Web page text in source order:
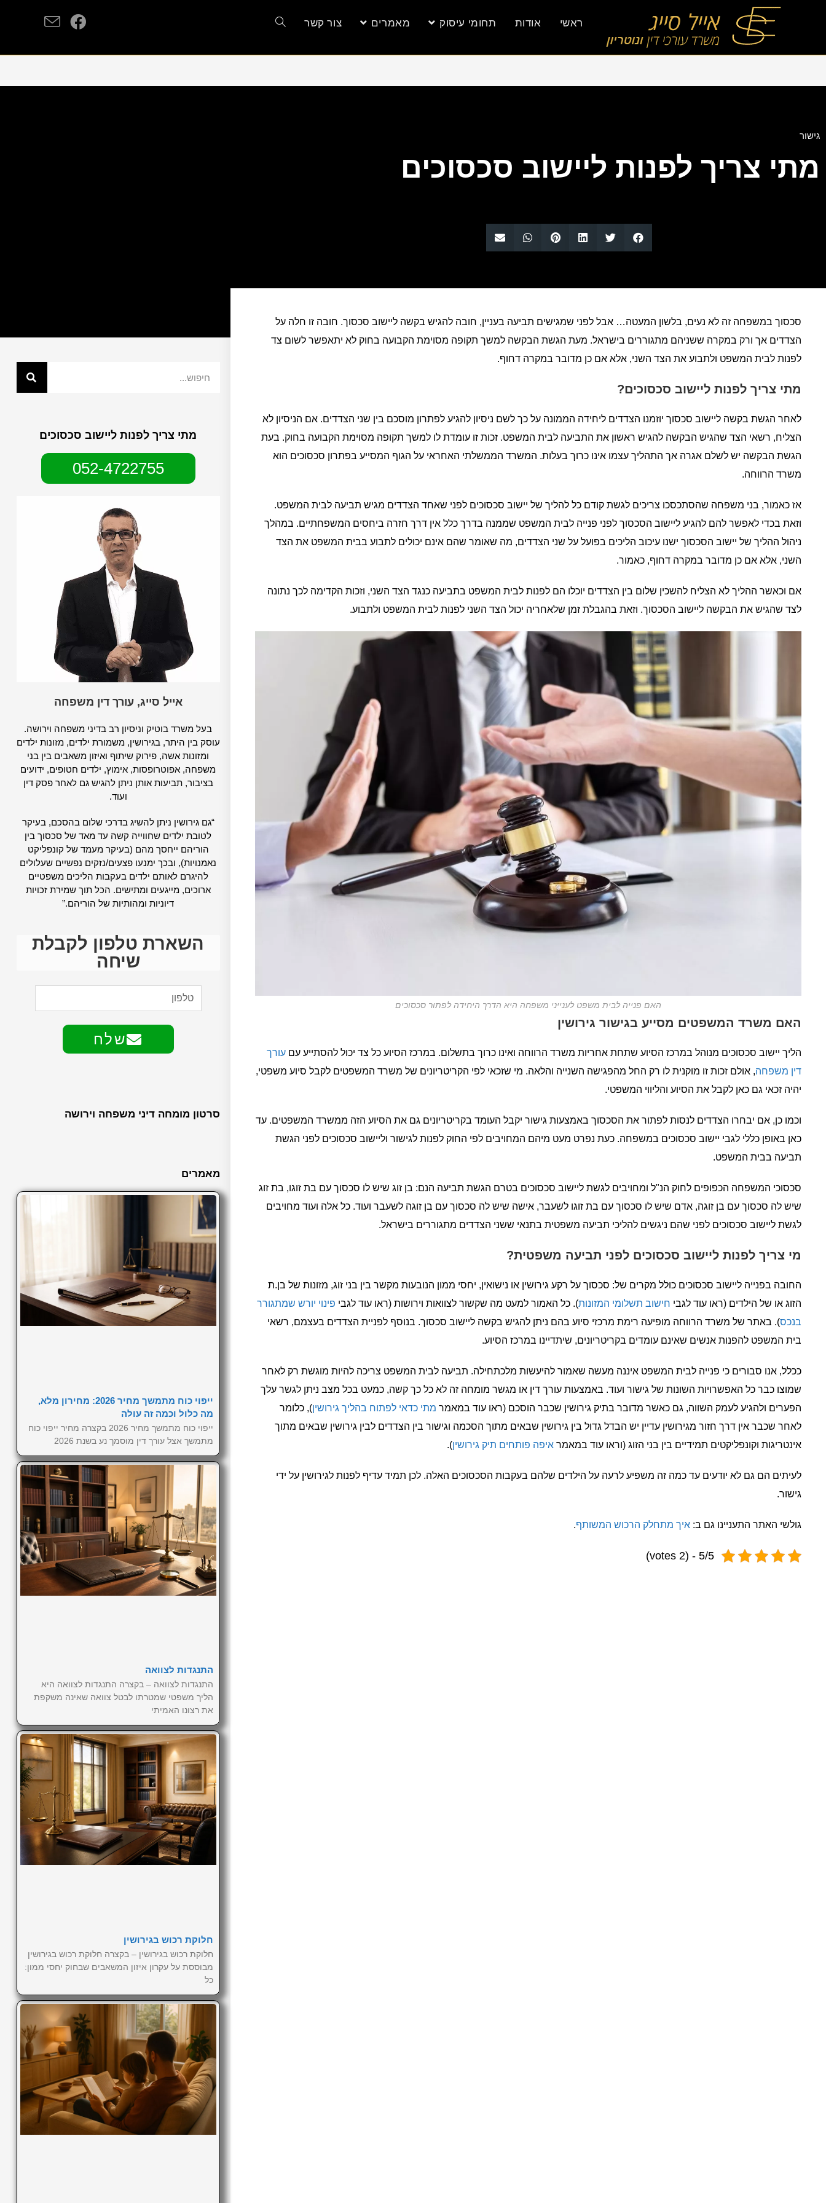
ראשי אודות תחומי עיסוק מאמרים צור קשר
גישור
מתי צריך לפנות ליישוב סכסוכים
סכסוך במשפחה זה לא נעים, בלשון המעטה… אבל לפני שמגישים תביעה בעניין, חובה להגיש בקשה ליישוב סכסוך. חובה זו חלה על
הצדדים אך ורק במקרה ששניהם מתגוררים בישראל. מעת הגשת הבקשה למשך תקופה מסוימת הקבועה בחוק לא יתאפשר לשום צד
לפנות לבית המשפט ולתבוע את הצד השני, אלא אם כן מדובר במקרה דחוף.
מתי צריך לפנות ליישוב סכסוכים?
לאחר הגשת בקשה ליישוב סכסוך יוזמנו הצדדים ליחידה הממונה על כך לשם ניסיון להגיע לפתרון מוסכם בין שני הצדדים. אם הניסיון לא
הצליח, רשאי הצד שהגיש הבקשה להגיש ראשון את התביעה לבית המשפט. זכות זו עומדת לו למשך תקופה מסוימת הקבועה בחוק. בעת
הגשת הבקשה יש לשלם אגרה אך התהליך עצמו אינו כרוך בעלות. המשרד הממשלתי האחראי על הגוף המסייע בפתרון סכסוכים הוא
משרד הרווחה.
אז כאמור, בני משפחה שהסתכסכו צריכים לגשת קודם כל להליך של יישוב סכסוכים לפני שאחד הצדדים מגיש תביעה לבית המשפט.
וזאת בכדי לאפשר להם להגיע ליישוב הסכסוך לפני פנייה לבית המשפט שממנה בדרך כלל אין דרך חזרה ביחסים המשפחתיים. במהלך
ניהול ההליך של יישוב הסכסוך ישנו עיכוב הליכים בפועל על שני הצדדים, מה שאומר שהם אינם יכולים לתבוע בבית המשפט את הצד
השני, אלא אם כן מדובר במקרה דחוף, כאמור.
אם וכאשר ההליך לא הצליח להשכין שלום בין הצדדים יוכלו הם לפנות לבית המשפט בתביעה כנגד הצד השני, וזכות הקדימה לכך נתונה
לצד שהגיש את הבקשה ליישוב הסכסוך. וזאת בהגבלת זמן שלאחריה יכול הצד השני לפנות לבית המשפט ולתבוע.
האם פנייה לבית משפט לענייני משפחה היא הדרך היחידה לפתור סכסוכים
האם משרד המשפטים מסייע בגישור גירושין
הליך יישוב סכסוכים מנוהל במרכז הסיוע שתחת אחריות משרד הרווחה ואינו כרוך בתשלום. במרכז הסיוע כל צד יכול להסתייע עם עורך
דין משפחה, אולם זכות זו מוקנית לו רק החל מהפגישה השנייה והלאה. מי שזכאי לפי הקריטריונים של משרד המשפטים לקבל סיוע משפטי,
יהיה זכאי גם כאן לקבל את הסיוע והליווי המשפטי.
וכמו כן, אם יבחרו הצדדים לנסות לפתור את הסכסוך באמצעות גישור יקבל העומד בקריטריונים גם את הסיוע הזה ממשרד המשפטים. עד
כאן באופן כללי לגבי יישוב סכסוכים במשפחה. כעת נפרט מעט מיהם המחויבים לפי החוק לפנות לגישור וליישוב סכסוכים לפני הגשת
תביעה בבית המשפט.
סכסוכי המשפחה הכפופים לחוק הנ"ל ומחויבים לגשת ליישוב סכסוכים בטרם הגשת תביעה הנם: בן זוג שיש לו סכסוך עם בת זוגו, בת זוג
שיש לה סכסוך עם בן זוגה, אדם שיש לו סכסוך עם בת זוגו לשעבר, אישה שיש לה סכסוך עם בן זוגה לשעבר ועוד. כל אלה ועוד מחויבים
לגשת ליישוב סכסוכים לפני שהם ניגשים להליכי תביעה משפטית בתנאי ששני הצדדים מתגוררים בישראל.
מי צריך לפנות ליישוב סכסוכים לפני תביעה משפטית?
החובה בפנייה ליישוב סכסוכים כולל מקרים של: סכסוך על רקע גירושין או נישואין, יחסי ממון הנובעות מקשר בין בני זוג, מזונות של בן.ת
הזוג או של הילדים (ראו עוד לגבי חישוב תשלומי המזונות). כל האמור למעט מה שקשור לצוואות וירושות (ראו עוד לגבי פינוי יורש שמתגורר
בנכס). באתר של משרד הרווחה מופיעה רימת מרכזי סיוע בהם ניתן להגיש בקשה ליישוב סכסוך. בנוסף לפניית הצדדים בעצמם, רשאי
בית המשפט להפנות אנשים שאינם עומדים בקריטריונים, שיתדיינו במרכז הסיוע.
ככלל, אנו סבורים כי פנייה לבית המשפט איננה מעשה שאמור להיעשות מלכתחילה. תביעה לבית המשפט צריכה להיות מוגשת רק לאחר
שמוצו כבר כל האפשרויות השונות של גישור ועוד. באמצעות עורך דין או מגשר מומחה זה לא כל כך קשה, כמעט בכל מצב ניתן לגשר עלך
הפערים ולהגיע לעמק השווה, גם כאשר מדובר בתיק גירושין שכבר הוסכם (ראו עוד במאמר מתי כדאי לפתוח בהליך גירושין), כלומר
לאחר שכבר אין דרך חזור מגירושין עדיין יש הבדל גדול בין גירושין שבאים מתוך הסכמה וגישור בין הצדדים לבין גירושין שבאים מתוך
אינטריגות וקונפליקטים תמידיים בין בני הזוג (וראו עוד במאמר איפה פותחים תיק גירושין).
לעיתים הם גם לא יודעים עד כמה זה משפיע לרעה על הילדים שלהם בעקבות הסכסוכים האלה. לכן תמיד עדיף לפנות לגירושין על ידי
גישור.
גולשי האתר התעניינו גם ב: איך מתחלק הרכוש המשותף.
5/5 - (2 votes)
מתי צריך לפנות ליישוב סכסוכים
052-4722755
אייל סייג, עורך דין משפחה
בעל משרד בוטיק וניסיון רב בדיני משפחה וירושה.
עוסק בין היתר, בגירושין, משמורת ילדים, מזונות ילדים
ומזונות אשה, פירוק שיתוף ואיזון משאבים בין בני
משפחה, אפוטרופסות, אימוץ, ילדים חטופים, ידועים
בציבור, תביעות אותן ניתן להגיש גם לאחר פסק דין
ועוד.
“גם גירושין ניתן להשיג בדרכי שלום בהסכם, בעיקר
לטובת ילדים שחווייה קשה עד מאד של סכסוך בין
הוריהם ייחסך מהם (בעיקר מעמד של קונפליקט
נאמנויות), ובכך ימנעו פצעים/נזקים נפשיים שעלולים
להיגרם לאותם ילדים בעקבות הליכים משפטיים
ארוכים, מייגעים ומתישים. הכל תוך שמירת זכויות
דיוניות ומהותיות של הוריהם.”
השארת טלפון לקבלת
שיחה
שלח
סרטון מומחה דיני משפחה וירושה
מאמרים
ייפוי כוח מתמשך מחיר 2026: מחירון מלא,
מה כלול וכמה זה עולה
ייפוי כוח מתמשך מחיר 2026 בקצרה מחיר ייפוי כוח
מתמשך אצל עורך דין מוסמך נע בשנת 2026
התנגדות לצוואה
התנגדות לצוואה – בקצרה התנגדות לצוואה היא
הליך משפטי שמטרתו לבטל צוואה שאינה משקפת
את רצונו האמיתי
חלוקת רכוש בגירושין
חלוקת רכוש בגירושין – בקצרה חלוקת רכוש בגירושין
מבוססת על עקרון איזון המשאבים שבחוק יחסי ממון:
כל